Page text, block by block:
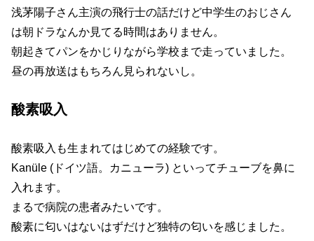
浅茅陽子さん主演の飛行士の話だけど中学生のおじさん
は朝ドラなんか見てる時間はありません。
朝起きてパンをかじりながら学校まで走っていました。
昼の再放送はもちろん見られないし。
酸素吸入
酸素吸入も生まれてはじめての経験です。
Kanüle (ドイツ語。カニューラ) といってチューブを鼻に
入れます。
まるで病院の患者みたいです。
酸素に匂いはないはずだけど独特の匂いを感じました。